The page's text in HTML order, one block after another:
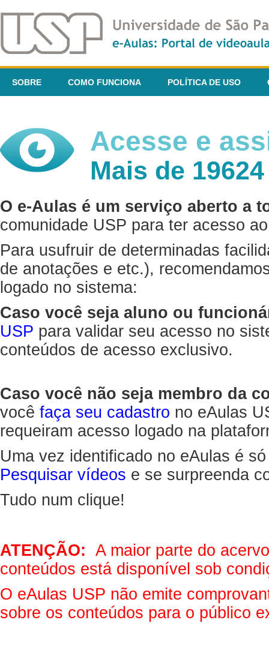
SOBRE COMO FUNCIONA POLÍTICA DE USO
Acesse e
Mais de
O e-Aulas é um serviço aberto a
comunidade USP para ter acesso
Para usufruir de determinadas
de anotações e etc.),
logado no sistema:
Caso você seja aluno ou
USP para validar seu acesso no
conteúdos de acesso exclusivo.
Caso você não seja membro da
você faça seu cadastro no eAulas
requeiram acesso logado na
Uma vez identificado no eAulas é
Pesquisar vídeos e se surpreenda
Tudo num clique!
ATENÇÃO: A maior parte do
conteúdos está disponível sob
O eAulas USP não emite
sobre os conteúdos para o público